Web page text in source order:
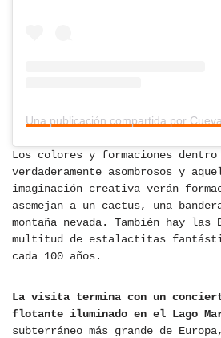
Los colores y formaciones
verdaderamente asombrosos y
imaginación creativa verán
asemejan a un cactus, una
montaña nevada. También hay las
multitud de estalactitas
cada 100 años.
La visita termina con un
flotante iluminado en el Lago
subterráneo más grande de